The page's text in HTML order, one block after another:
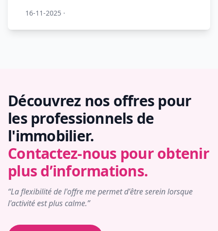
16-11-2025 ·
Découvrez nos offres pour
les professionnels de
l'immobilier.
Contactez-nous pour obtenir
plus d’informations.
“La flexibilité de l'offre me permet d'être serein lorsque
l'activité est plus calme.”